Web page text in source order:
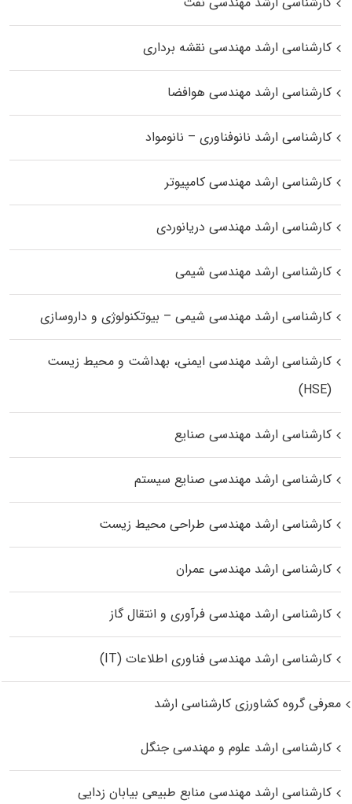
کارشناسی ارشد مهندسی نقشه برداری
کارشناسی ارشد مهندسی هوافضا
کارشناسی ارشد نانوفناوری – نانومواد
کارشناسی ارشد مهندسی کامپیوتر
کارشناسی ارشد مهندسی دریانوردی
کارشناسی ارشد مهندسی شیمی
کارشناسی ارشد مهندسی شیمی – بیوتکنولوژی و داروسازی
کارشناسی ارشد مهندسی ایمنی، بهداشت و محیط زیست
(HSE)
کارشناسی ارشد مهندسی صنایع
کارشناسی ارشد مهندسی صنایع سیستم
کارشناسی ارشد مهندسی طراحی محیط زیست
کارشناسی ارشد مهندسی عمران
کارشناسی ارشد مهندسی فرآوری و انتقال گاز
کارشناسی ارشد مهندسی فناوری اطلاعات (IT)
معرفی گروه کشاورزی کارشناسی ارشد
کارشناسی ارشد علوم و مهندسی جنگل
کارشناسی ارشد مهندسی منابع طبیعی بیابان زدایی